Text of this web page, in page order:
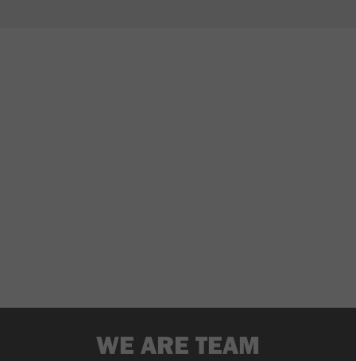
WE ARE TEAM